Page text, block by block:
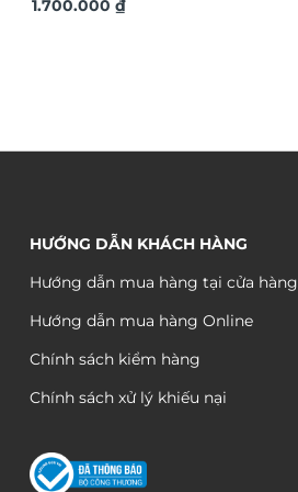
trí treo tường TX792
1.700.000₫
HƯỚNG DẪN KHÁCH HÀNG
Hướng dẫn mua hàng tại cửa hàng
Hướng dẫn mua hàng Online
Chính sách kiểm hàng
Chính sách xử lý khiếu nại